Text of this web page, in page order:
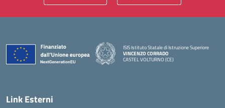
ISIS Istituto Statale di Istruzione Superiore
VINCENZO CORRADO
CASTEL VOLTURNO (CE)
Link Esterni